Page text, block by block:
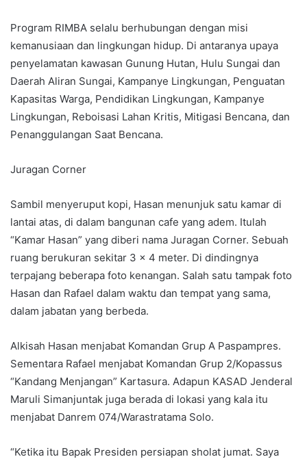
Program RIMBA selalu berhubungan dengan misi
kemanusiaan dan lingkungan hidup. Di antaranya upaya
penyelamatan kawasan Gunung Hutan, Hulu Sungai dan
Daerah Aliran Sungai, Kampanye Lingkungan, Penguatan
Kapasitas Warga, Pendidikan Lingkungan, Kampanye
Lingkungan, Reboisasi Lahan Kritis, Mitigasi Bencana, dan
Penanggulangan Saat Bencana.
Juragan Corner
Sambil menyeruput kopi, Hasan menunjuk satu kamar di
lantai atas, di dalam bangunan cafe yang adem. Itulah
“Kamar Hasan” yang diberi nama Juragan Corner. Sebuah
ruang berukuran sekitar 3 x 4 meter. Di dindingnya
terpajang beberapa foto kenangan. Salah satu tampak foto
Hasan dan Rafael dalam waktu dan tempat yang sama,
dalam jabatan yang berbeda.
Alkisah Hasan menjabat Komandan Grup A Paspampres.
Sementara Rafael menjabat Komandan Grup 2/Kopassus
“Kandang Menjangan” Kartasura. Adapun KASAD Jenderal
Maruli Simanjuntak juga berada di lokasi yang kala itu
menjabat Danrem 074/Warastratama Solo.
“Ketika itu Bapak Presiden persiapan sholat jumat. Saya